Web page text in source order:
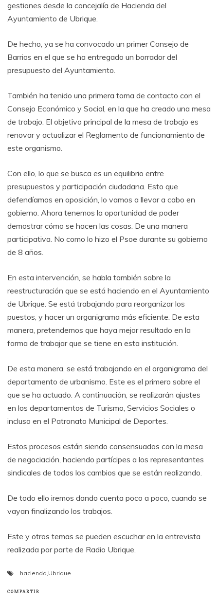
gestiones desde la concejalía de Hacienda del
Ayuntamiento de Ubrique.
De hecho, ya se ha convocado un primer Consejo de
Barrios en el que se ha entregado un borrador del
presupuesto del Ayuntamiento.
También ha tenido una primera toma de contacto con el
Consejo Económico y Social, en la que ha creado una mesa
de trabajo. El objetivo principal de la mesa de trabajo es
renovar y actualizar el Reglamento de funcionamiento de
este organismo.
Con ello, lo que se busca es un equilibrio entre
presupuestos y participación ciudadana. Esto que
defendíamos en oposición, lo vamos a llevar a cabo en
gobierno. Ahora tenemos la oportunidad de poder
demostrar cómo se hacen las cosas. De una manera
participativa. No como lo hizo el Psoe durante su gobierno
de 8 años.
En esta intervención, se habla también sobre la
reestructuración que se está haciendo en el Ayuntamiento
de Ubrique. Se está trabajando para reorganizar los
puestos, y hacer un organigrama más eficiente. De esta
manera, pretendemos que haya mejor resultado en la
forma de trabajar que se tiene en esta institución.
De esta manera, se está trabajando en el organigrama del
departamento de urbanismo. Este es el primero sobre el
que se ha actuado. A continuación, se realizarán ajustes
en los departamentos de Turismo, Servicios Sociales o
incluso en el Patronato Municipal de Deportes.
Estos procesos están siendo consensuados con la mesa
de negociación, haciendo partícipes a los representantes
sindicales de todos los cambios que se están realizando.
De todo ello iremos dando cuenta poco a poco, cuando se
vayan finalizando los trabajos.
Este y otros temas se pueden escuchar en la entrevista
realizada por parte de Radio Ubrique.
hacienda,Ubrique
COMPARTIR